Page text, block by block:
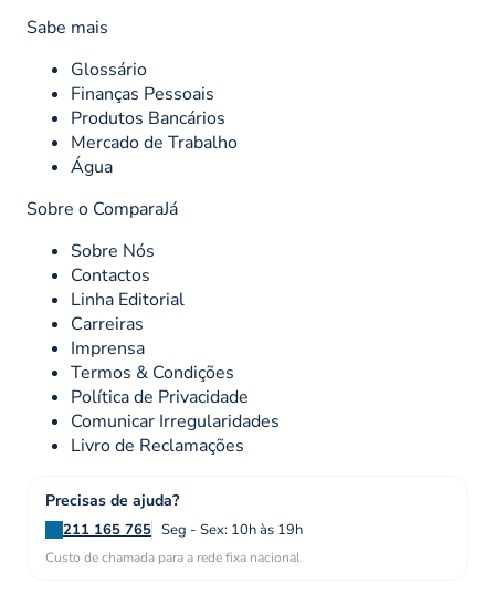
Sabe mais
Glossário
Finanças Pessoais
Produtos Bancários
Mercado de Trabalho
Água
Sobre o ComparaJá
Sobre Nós
Contactos
Linha Editorial
Carreiras
Imprensa
Termos & Condições
Política de Privacidade
Comunicar Irregularidades
Livro de Reclamações
Precisas de ajuda?
211 165 765 Seg - Sex: 10h às 19h
Custo de chamada para a rede fixa nacional